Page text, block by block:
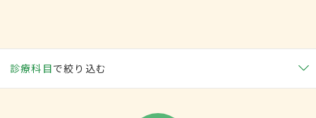
診療科目で絞り込む